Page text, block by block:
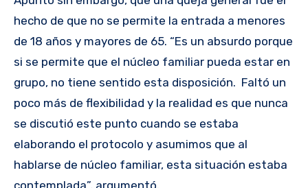
hecho de que no se permite la entrada a menores
de 18 años y mayores de 65. “Es un absurdo porque
si se permite que el núcleo familiar pueda estar en
grupo, no tiene sentido esta disposición. Faltó un
poco más de flexibilidad y la realidad es que nunca
se discutió este punto cuando se estaba
elaborando el protocolo y asumimos que al
hablarse de núcleo familiar, esta situación estaba
contemplada”, argumentó.